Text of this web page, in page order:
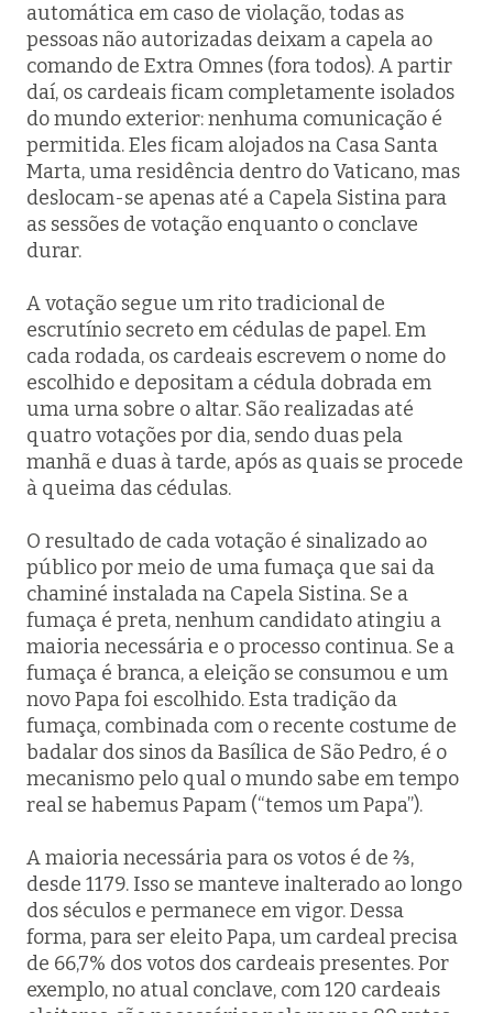
automática em caso de violação, todas as
pessoas não autorizadas deixam a capela ao
comando de Extra Omnes (fora todos). A partir
daí, os cardeais ficam completamente isolados
do mundo exterior: nenhuma comunicação é
permitida. Eles ficam alojados na Casa Santa
Marta, uma residência dentro do Vaticano, mas
deslocam-se apenas até a Capela Sistina para
as sessões de votação enquanto o conclave
durar.
A votação segue um rito tradicional de
escrutínio secreto em cédulas de papel. Em
cada rodada, os cardeais escrevem o nome do
escolhido e depositam a cédula dobrada em
uma urna sobre o altar. São realizadas até
quatro votações por dia, sendo duas pela
manhã e duas à tarde, após as quais se procede
à queima das cédulas.
O resultado de cada votação é sinalizado ao
público por meio de uma fumaça que sai da
chaminé instalada na Capela Sistina. Se a
fumaça é preta, nenhum candidato atingiu a
maioria necessária e o processo continua. Se a
fumaça é branca, a eleição se consumou e um
novo Papa foi escolhido. Esta tradição da
fumaça, combinada com o recente costume de
badalar dos sinos da Basílica de São Pedro, é o
mecanismo pelo qual o mundo sabe em tempo
real se habemus Papam (“temos um Papa”).
A maioria necessária para os votos é de ⅔,
desde 1179. Isso se manteve inalterado ao longo
dos séculos e permanece em vigor. Dessa
forma, para ser eleito Papa, um cardeal precisa
de 66,7% dos votos dos cardeais presentes. Por
exemplo, no atual conclave, com 120 cardeais